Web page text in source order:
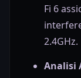
Fi 6
2.4GHz.
Analisi